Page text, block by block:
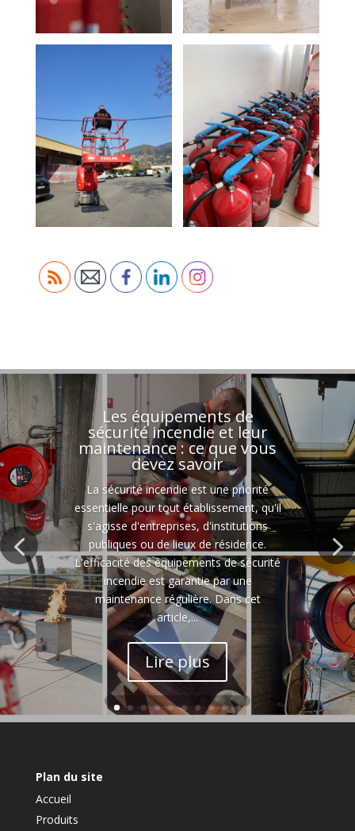
Les équipements de
sécurité incendie et leur
maintenance : ce que vous
devez savoir
La sécurité incendie est une priorité
essentielle pour tout établissement, qu'il
s'agisse d'entreprises, d'institutions
publiques ou de lieux de résidence.
L'efficacité des équipements de sécurité
incendie est garantie par une
maintenance régulière. Dans cet
article,...
Lire plus
Plan du site
Accueil
Produits